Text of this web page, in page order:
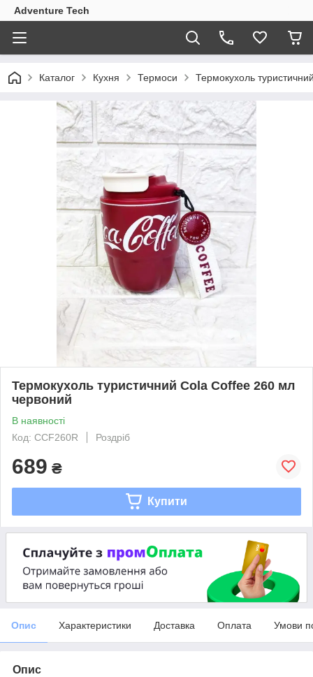
Adventure Tech
Каталог Кухня Термоси Термокухоль
Термокухоль туристичний Cola Coffee 260 мл
червоний
В наявності
Код: CCF260R
Роздріб
689 ₴
Купити
Опис Характеристики Доставка Оплата Умови
Опис